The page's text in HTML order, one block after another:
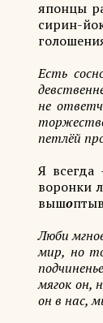
японцы
сирин-
Есть
не
петлёй
Я всегда
воронки
вышо
Люби
мир, но
мягок он,
он в нас,